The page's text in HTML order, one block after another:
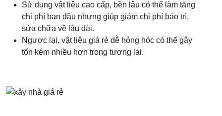
Sử dụng vật liệu cao cấp, bền lâu có thể làm tăng
chi phí ban đầu nhưng giúp giảm chi phí bảo trì,
sửa chữa về lâu dài.
Ngược lại, vật liệu giá rẻ dễ hỏng hóc có thể gây
tốn kém nhiều hơn trong tương lai.